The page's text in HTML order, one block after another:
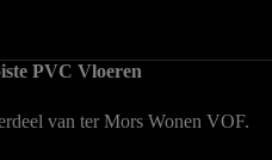
PVC Vloeren
van ter Mors Wonen VOF.